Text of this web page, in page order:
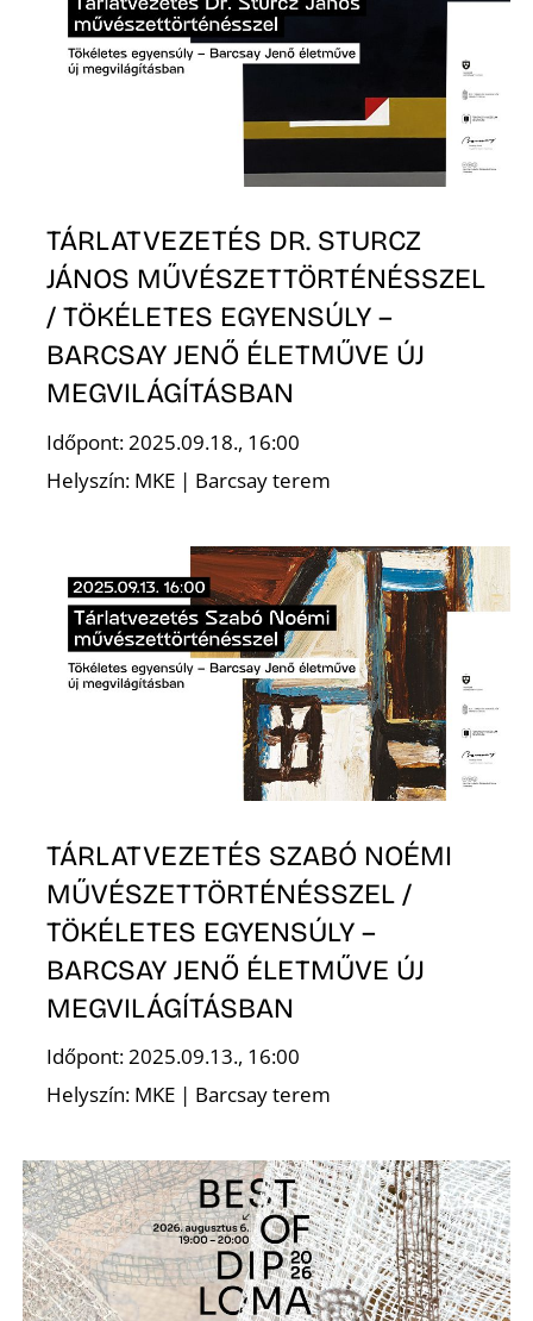
TÁRLATVEZETÉS DR. STURCZ
JÁNOS MŰVÉSZETTÖRTÉNÉSSZEL
/ TÖKÉLETES EGYENSÚLY –
BARCSAY JENŐ ÉLETMŰVE ÚJ
MEGVILÁGÍTÁSBAN
Időpont: 2025.09.18., 16:00
Helyszín: MKE | Barcsay terem
TÁRLATVEZETÉS SZABÓ NOÉMI
MŰVÉSZETTÖRTÉNÉSSZEL /
TÖKÉLETES EGYENSÚLY –
BARCSAY JENŐ ÉLETMŰVE ÚJ
MEGVILÁGÍTÁSBAN
Időpont: 2025.09.13., 16:00
Helyszín: MKE | Barcsay terem